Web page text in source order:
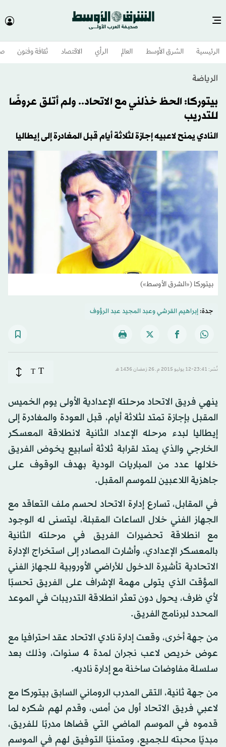
الرئيسية الشرق الأوسط​ العالم الرأي الاقتصاد ثقافة وفنون
الرياضة
بيتوركا: الحظ خذلني مع الاتحاد.. ولم أتلق عروضًا
للتدريب
النادي يمنح لاعبيه إجازة لثلاثة أيام قبل المغادرة إلى إيطاليا
بيتوركا («الشرق الأوسط»)
جدة:إبراهيم القرشيوعبد المجيد عبد الرؤوف
نُشر: 23:41-12 يوليو 2015 م ـ 26 رَمضان 1436 هـ T
T
ينهي فريق الاتحاد مرحلته الإعدادية الأولى يوم الخميس
المقبل بإجازة تمتد لثلاثة أيام، قبل العودة والمغادرة إلى
إيطاليا لبدء مرحله الإعداد الثانية لانطلاقة المعسكر
الخارجي والذي يمتد لقرابة ثلاثة أسابيع يخوض الفريق
خلالها عدد من المباريات الودية بهدف الوقوف على
جاهزية اللاعبين للموسم المقبل.
في المقابل، تسارع إدارة الاتحاد لحسم ملف التعاقد مع
الجهاز الفني خلال الساعات المقبلة، ليتسنى له الوجود
مع انطلاقة تحضيرات الفريق في مرحلته الثانية
بالمعسكر الإعدادي، وأشارت المصادر إلى استخراج الإدارة
الاتحادية تأشيرة الدخول للأراضي الأوروبية للجهاز الفني
المؤقت الذي يتولى مهمة الإشراف على الفريق تحسبًا
لأي ظرف، يحول دون تعثر انطلاقة التدريبات في الموعد
المحدد لبرنامج الفريق.
من جهة أخرى، وقعت إدارة نادي الاتحاد عقد احترافيا مع
عوض خريص لاعب نجران لمدة 4 سنوات، وذلك بعد
سلسلة مفاوضات ساخنة مع إدارة ناديه.
من جهة ثانية، التقى المدرب الروماني السابق بيتوركا مع
لاعبي فريق الاتحاد أول من أمس، وقدم لهم شكره لما
قدموه في الموسم الماضي التي قضاها مدربًا للفريق،
مبديًا محبته للجميع، ومتمنيًا التوفيق لهم في الموسم